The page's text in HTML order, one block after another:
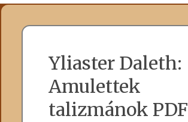
Yliaster Daleth:
Amulettek
talizmánok PDF